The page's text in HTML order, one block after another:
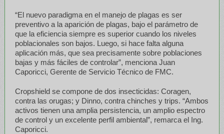
“El nuevo paradigma en el manejo de plagas es ser
preventivo a la aparición de plagas, bajo el parámetro de
que la eficiencia siempre es superior cuando los niveles
poblacionales son bajos. Luego, si hace falta alguna
aplicación más, que sea precisamente sobre poblaciones
bajas y más fáciles de controlar”, menciona Juan
Caporicci, Gerente de Servicio Técnico de FMC.
Cropshield se compone de dos insecticidas: Coragen,
contra las orugas; y Dinno, contra chinches y trips. “Ambos
activos tienen una amplia persistencia, un amplio espectro
de control y un excelente perfil ambiental”, remarca el Ing.
Caporicci.